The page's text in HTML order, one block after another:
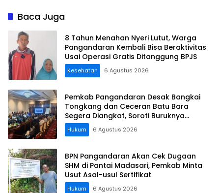
Legokjawa
Baca Juga
8 Tahun Menahan Nyeri Lutut, Warga
Pangandaran Kembali Bisa Beraktivitas
Usai Operasi Gratis Ditanggung BPJS
Kesehatan 6 Agustus 2026
Pemkab Pangandaran Desak Bangkai
Tongkang dan Ceceran Batu Bara
Segera Diangkat, Soroti Buruknya
Koordinasi Perusahaan
Hukum 6 Agustus 2026
BPN Pangandaran Akan Cek Dugaan
SHM di Pantai Madasari, Pemkab Minta
Usut Asal-usul Sertifikat
Hukum 6 Agustus 2026